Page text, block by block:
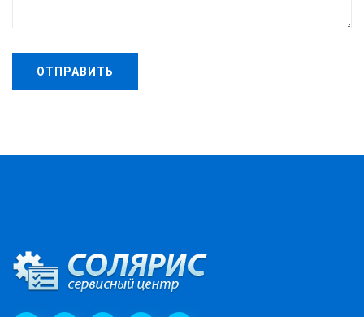
ОТПРАВИТЬ